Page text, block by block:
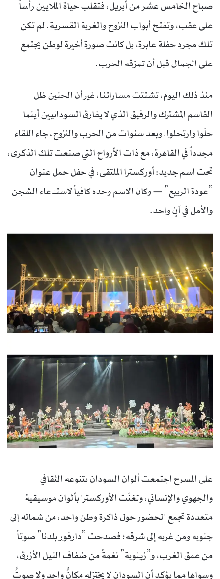
صباح الخامس عشر من أبريل، فتقلب حياة الملايين رأساً
على عقب، وتفتح أبواب النزوح والغربة القسرية. لم تكن
تلك مجرد حفلة عابرة، بل كانت صورة أخيرة لوطن يجتمع
على الجمال قبل أن تمزقه الحرب.
منذ ذلك اليوم، تشتتت مساراتنا، غير أن الحنين ظل
القاسم المشترك والرفيق الذي لا يفارق السودانيين أينما
حلّوا وارتحلوا. وبعد سنوات من الحرب والنزوح، جاء اللقاء
مجدداً في القاهرة، مع ذات الأرواح التي صنعت تلك الذكرى،
تحت اسم جديد: أوركسترا الملتقى، في حفل حمل عنوان
“عودة الربيع” — وكان الاسم وحده كافياً لاستدعاء الشجن
والأمل في آنٍ واحد.
على المسرح اجتمعت ألوان السودان بتنوعه الثقافي
والجهوي والإنساني، وتغنّت الأوركسترا بألوان موسيقية
متعددة تجمع الحضور حول ذاكرة وطن واحد، من شماله إلى
جنوبه ومن غربه إلى شرقه؛ فصدحت “دارفور بلدنا” صوتاً
من عمق الغرب، و”زينوبة” نغمةً من ضفاف النيل الأزرق،
وسواها مما يؤكد أن السودان لا يختزله مكانٌ واحد ولا صوتٌ